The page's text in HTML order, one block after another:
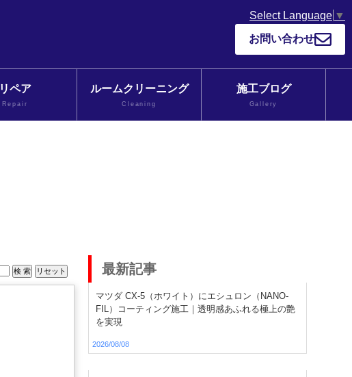
Select Language ▼
お問い合わせ
リペア
Repair
ルームクリーニング
Cleaning
施工ブログ
Gallery
最新記事
マツダ CX-5（ホワイト）にエシュロン（NANO-
FIL）コーティング施工｜透明感あふれる極上の艶
を実現
2026/08/08